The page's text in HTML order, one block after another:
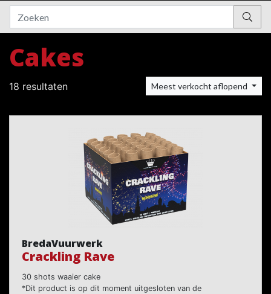
Cakes
18 resultaten Meest verkocht aflopend
BredaVuurwerk
Crackling Rave
30 shots waaier cake
*Dit product is op dit moment uitgesloten van de